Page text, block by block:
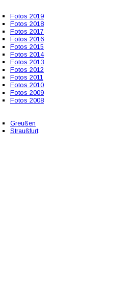
Fotos 2019
Fotos 2018
Fotos 2017
Fotos 2016
Fotos 2015
Fotos 2014
Fotos 2013
Fotos 2012
Fotos 2011
Fotos 2010
Fotos 2009
Fotos 2008
Greußen
Straußfurt